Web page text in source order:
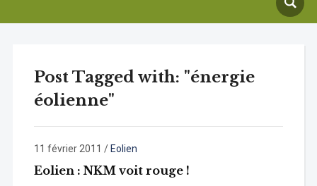
Post Tagged with: "énergie
éolienne"
11 février 2011 / Eolien
Eolien : NKM voit rouge !